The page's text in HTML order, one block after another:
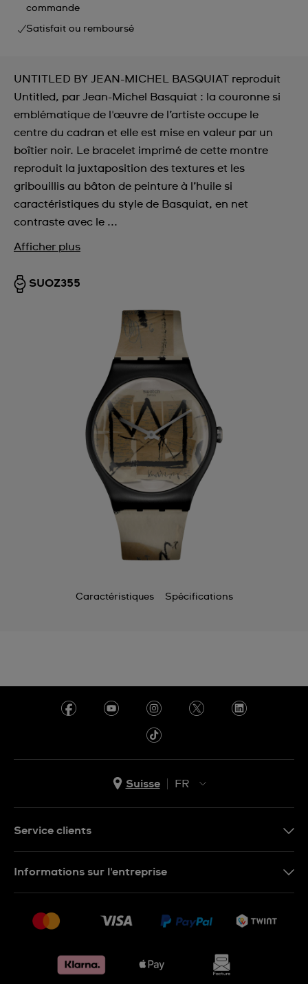
commande
Satisfait ou remboursé
UNTITLED BY JEAN-MICHEL BASQUIAT reproduit
Untitled, par Jean-Michel Basquiat : la couronne si
emblématique de l'œuvre de l’artiste occupe le
centre du cadran et elle est mise en valeur par un
boîtier noir. Le bracelet imprimé de cette montre
reproduit la juxtaposition des textures et les
gribouillis au bâton de peinture à l’huile si
caractéristiques du style de Basquiat, en net
contraste avec le ...
Afficher plus
SUOZ355
Caractéristiques Spécifications
Suisse
FR
IT
Service clients
Retours
Conditions de vente
Informations sur l'entreprise
Jobs